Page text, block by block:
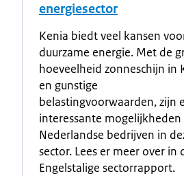
energiesector
Kenia biedt veel kansen
duurzame energie. Met de
hoeveelheid zonneschijn in
en gunstige
belastingvoorwaarden, zijn
interessante
Nederlandse bedrijven in
sector. Lees er meer over in
Engelstalige sectorrapport.